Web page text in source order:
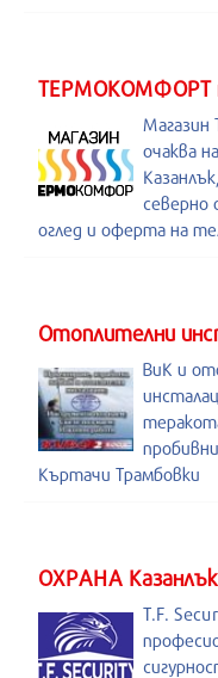
ТЕРМОКОМФОРТ
очаква
оглед и оферта на
Отоплителни
ВиК и
Къртачи Трамбовки
ОХРАНА Казанлък
T.F.